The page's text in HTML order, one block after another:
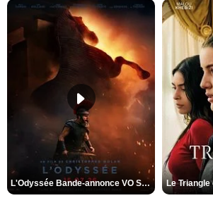
L'Odyssée Bande-annonce VO STFR Le Triangle